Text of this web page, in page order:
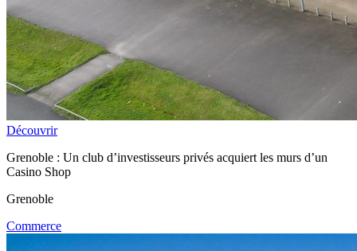
Découvrir
Grenoble : Un club d’investisseurs privés acquiert les murs d’un
Casino Shop
Grenoble
Commerce